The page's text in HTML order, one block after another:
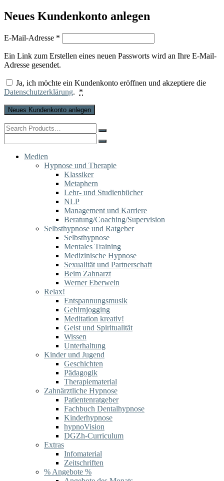
Neues Kundenkonto anlegen
E-Mail-Adresse *
Ein Link zum Erstellen eines neuen Passworts wird an Ihre E-Mail-
Adresse gesendet.
Ja, ich möchte ein Kundenkonto eröffnen und akzeptiere die
Datenschutzerklärung. *
Neues Kundenkonto anlegen
Search
for:
for:
Medien
Hypnose und Therapie
Klassiker
Metaphern
Lehr- und Studienbücher
NLP
Management und Karriere
Beratung/Coaching/Supervision
Selbsthypnose und Ratgeber
Selbsthypnose
Mentales Training
Medizinische Hypnose
Sexualität und Partnerschaft
Beim Zahnarzt
Werner Eberwein
Relax!
Entspannungsmusik
Gehirnjogging
Meditation kreativ!
Geist und Spiritualität
Wissen
Unterhaltung
Kinder und Jugend
Geschichten
Pädagogik
Therapiematerial
Zahnärztliche Hypnose
Patientenratgeber
Fachbuch Dentalhypnose
Kinderhypnose
hypnoVision
DGZh-Curriculum
Extras
Infomaterial
Zeitschriften
% Angebote %